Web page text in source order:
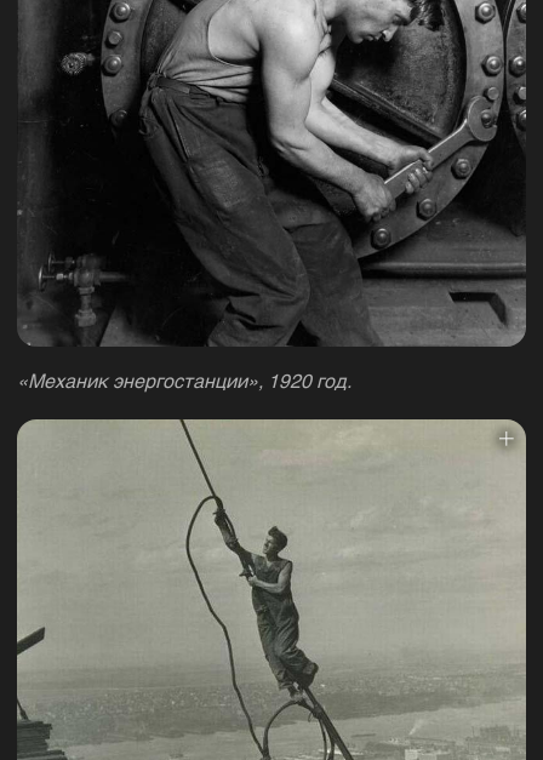
«Механик энергостанции», 1920 год.